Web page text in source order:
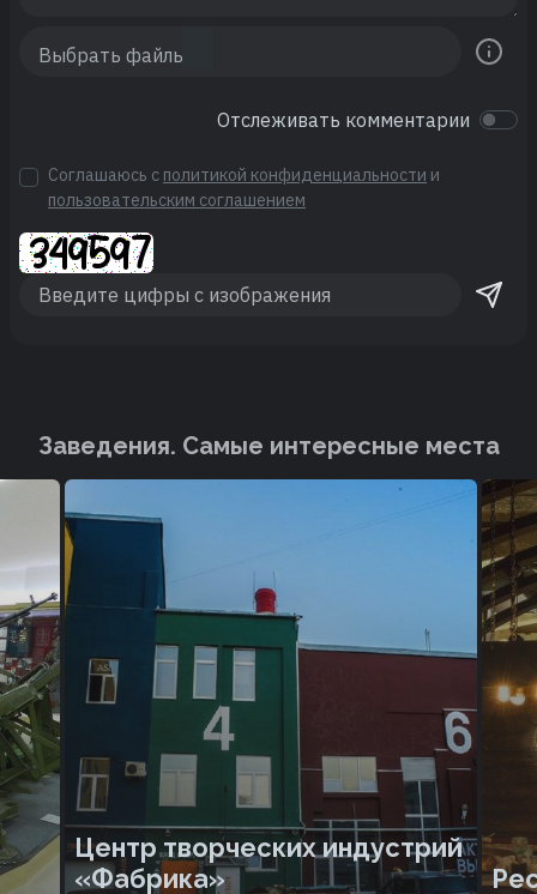
Отслеживать комментарии
Соглашаюсь с политикой конфиденциальности и
пользовательским соглашением
Заведения. Cамые интересные места
Центр творческих индустрий
«Фабрика»